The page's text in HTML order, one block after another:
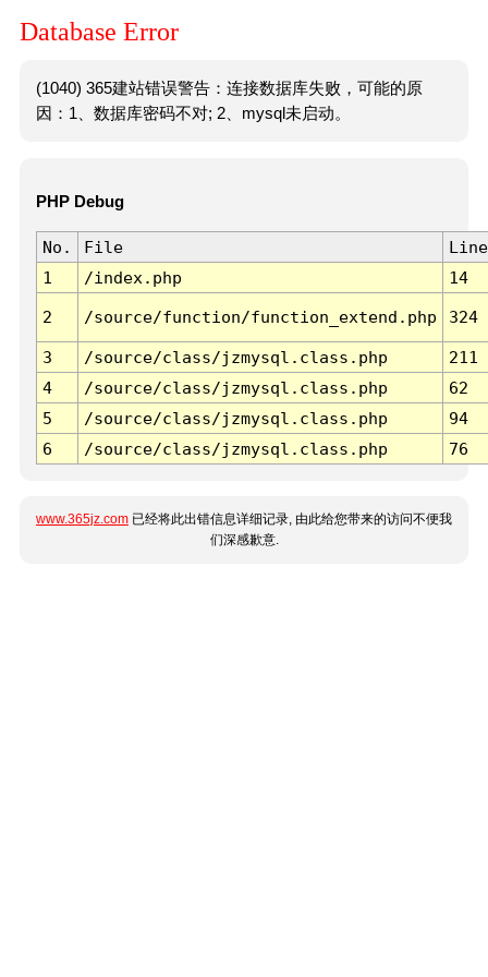
Database Error
(1040) 365建站错误警告：连接数据库失败，可能的原
因：1、数据库密码不对; 2、mysql未启动。
PHP Debug
No. File
Line
1
/index.php 14
2 /source/function/function_extend.php 324
3 /source/class/jzmysql.class.php
211
4
/source/class/jzmysql.class.php
62
5
/source/class/jzmysql.class.php
94
6
/source/class/jzmysql.class.php 76
www.365jz.com 已经将此出错信息详细记录, 由此给您带来的访问不便我
们深感歉意.